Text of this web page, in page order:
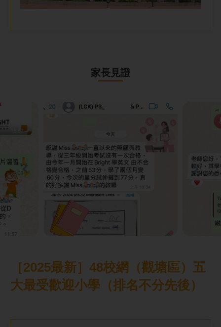
家長見證
［2025最新］48校網（觀塘區）五
大最受歡迎小學（排名不分先後）